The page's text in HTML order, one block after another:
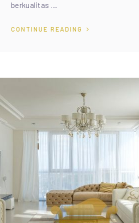
berkualitas …
CONTINUE READING